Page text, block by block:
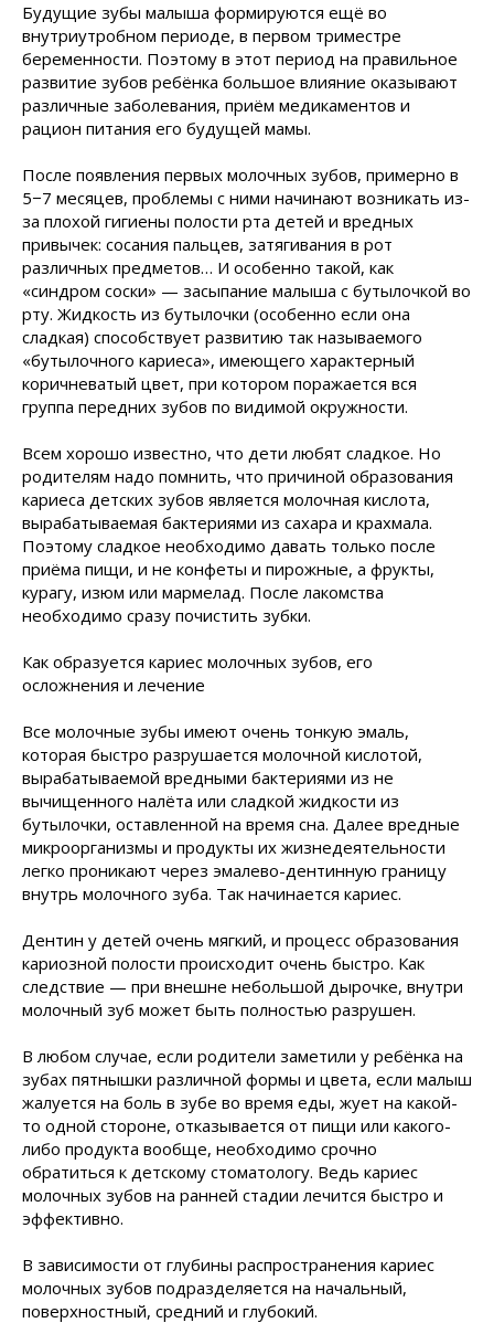
Будущие зубы малыша формируются ещё во
внутриутробном периоде, в первом триместре
беременности. Поэтому в этот период на правильное
развитие зубов ребёнка большое влияние оказывают
различные заболевания, приём медикаментов и
рацион питания его будущей мамы.
После появления первых молочных зубов, примерно в
5−7 месяцев, проблемы с ними начинают возникать из-
за плохой гигиены полости рта детей и вредных
привычек: сосания пальцев, затягивания в рот
различных предметов… И особенно такой, как
«синдром соски» — засыпание малыша с бутылочкой во
рту. Жидкость из бутылочки (особенно если она
сладкая) способствует развитию так называемого
«бутылочного кариеса», имеющего характерный
коричневатый цвет, при котором поражается вся
группа передних зубов по видимой окружности.
Всем хорошо известно, что дети любят сладкое. Но
родителям надо помнить, что причиной образования
кариеса детских зубов является молочная кислота,
вырабатываемая бактериями из сахара и крахмала.
Поэтому сладкое необходимо давать только после
приёма пищи, и не конфеты и пирожные, а фрукты,
курагу, изюм или мармелад. После лакомства
необходимо сразу почистить зубки.
Как образуется кариес молочных зубов, его
осложнения и лечение
Все молочные зубы имеют очень тонкую эмаль,
которая быстро разрушается молочной кислотой,
вырабатываемой вредными бактериями из не
вычищенного налёта или сладкой жидкости из
бутылочки, оставленной на время сна. Далее вредные
микроорганизмы и продукты их жизнедеятельности
легко проникают через эмалево-дентинную границу
внутрь молочного зуба. Так начинается кариес.
Дентин у детей очень мягкий, и процесс образования
кариозной полости происходит очень быстро. Как
следствие — при внешне небольшой дырочке, внутри
молочный зуб может быть полностью разрушен.
В любом случае, если родители заметили у ребёнка на
зубах пятнышки различной формы и цвета, если малыш
жалуется на боль в зубе во время еды, жует на какой-
то одной стороне, отказывается от пищи или какого-
либо продукта вообще, необходимо срочно
обратиться к детскому стоматологу. Ведь кариес
молочных зубов на ранней стадии лечится быстро и
эффективно.
В зависимости от глубины распространения кариес
молочных зубов подразделяется на начальный,
поверхностный, средний и глубокий.